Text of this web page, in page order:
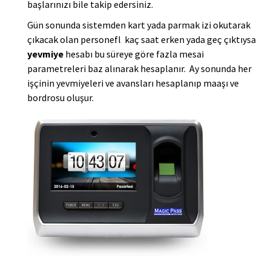
başlarınızı bile takip edersiniz.
Gün sonunda sistemden kart yada parmak izi okutarak
çıkacak olan personefl kaç saat erken yada geç çıktıysa
yevmiye hesabı bu süreye göre fazla mesai
parametreleri baz alınarak hesaplanır. Ay sonunda her
işçinin yevmiyeleri ve avansları hesaplanıp maaşı ve
bordrosu oluşur.